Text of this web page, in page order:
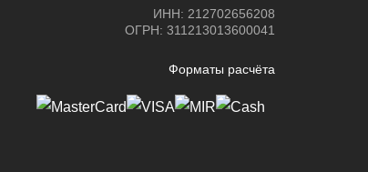
ИНН: 212702656208
ОГРН: 311213013600041
Форматы расчёта